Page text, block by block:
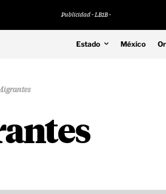
Publicidad - LB1B -
Estado México